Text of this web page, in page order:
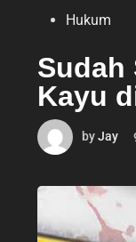
PostedHukum
Sudah
Kayu
byJay